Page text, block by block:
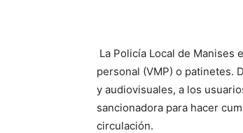
La Policía Local de Manises
personal (VMP) o patinetes.
y audiovisuales, a los
sancionadora para hacer
circulación.